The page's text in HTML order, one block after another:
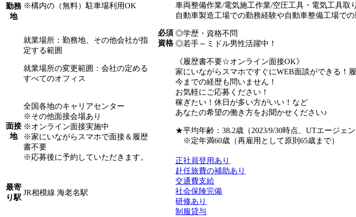
勤務
地
※構内の（無料）駐車場利用OK
就業場所：勤務地、その他会社が指
定する範囲
就業場所の変更範囲：会社の定める
すべてのオフィス
面接
地
全国各地のキャリアセンター
※その他面接会場あり
※オンライン面接実施中
※家にいながらスマホで面接＆履歴
書不要
※応募後に予約していただきます。
最寄
り駅
JR相模線 海老名駅
必須
資格
車両整備作業/電気施工作業/空圧工具・電気工具取
自動車製造工場での勤務経験や自動車整備工場で
◎学歴・資格不問
◎若手～ミドル男性活躍中！
《履歴書不要☆オンライン面接OK》
家にいながらスマホですぐにWEB面談ができる！
今までの経歴も問いません！
お気軽にご応募ください！
稼ぎたい！休日が多い方がいい！など
あなたの希望の働き方をお聞かせください♪
★平均年齢：38.2歳（2023/9/30時点、UTエージェン
※定年満60歳（再雇用として原則65歳まで）
正社員登用あり
赴任旅費の補助あり
交通費支給
社会保険完備
研修あり
制服貸与